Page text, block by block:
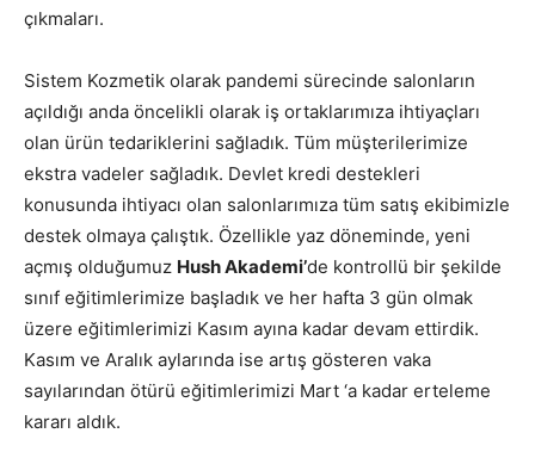
çıkmaları.
Sistem Kozmetik olarak pandemi sürecinde salonların
açıldığı anda öncelikli olarak iş ortaklarımıza ihtiyaçları
olan ürün tedariklerini sağladık. Tüm müşterilerimize
ekstra vadeler sağladık. Devlet kredi destekleri
konusunda ihtiyacı olan salonlarımıza tüm satış ekibimizle
destek olmaya çalıştık. Özellikle yaz döneminde, yeni
açmış olduğumuz Hush Akademi’de kontrollü bir şekilde
sınıf eğitimlerimize başladık ve her hafta 3 gün olmak
üzere eğitimlerimizi Kasım ayına kadar devam ettirdik.
Kasım ve Aralık aylarında ise artış gösteren vaka
sayılarından ötürü eğitimlerimizi Mart ‘a kadar erteleme
kararı aldık.